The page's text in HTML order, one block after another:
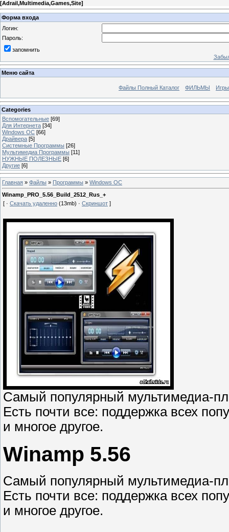
[Adrail,Multimedia,Games,Site]
Форма входа
Логин:
Пароль:
запомнить
Меню сайта
Файлы Полный Каталог ФИЛЬМЫ
Categories
Вспомогательные [69]
Для Интернета [34]
Windows ОС [66]
Драйвера [5]
Системные Программы [26]
Мультимедиа Программы [11]
НУЖНЫЕ ПОЛЕЗНЫЕ [6]
Другие [6]
Главная » Файлы » Программы » Windows ОС
Winamp_PRO_5.56_Build_2512_Rus_+
[ · Скачать удаленно (13mb) · Скриншот ]
Самый популярный мультимедиа-
Есть почти все: поддержка всех
и многое другое.
Winamp 5.56
Самый популярный мультимедиа-
Есть почти все: поддержка всех
и многое другое.